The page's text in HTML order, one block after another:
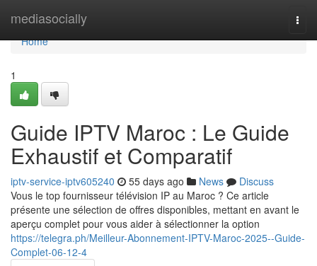
mediasocially
Home
Home
1
Guide IPTV Maroc : Le Guide
Exhaustif et Comparatif
iptv-service-iptv605240 55 days ago News
Discuss
Vous le top fournisseur télévision IP au Maroc ? Ce article
présente une sélection de offres disponibles, mettant en avant le
aperçu complet pour vous aider à sélectionner la option
https://telegra.ph/Meilleur-Abonnement-IPTV-Maroc-2025--Guide-
Complet-06-12-4